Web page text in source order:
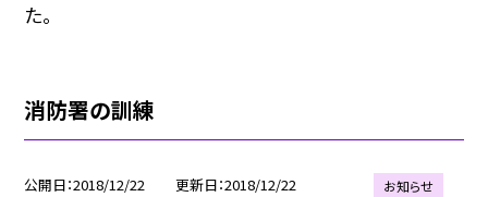
た。
消防署の訓練
公開日 2018/12/22 更新日 2018/12/22 お知らせ